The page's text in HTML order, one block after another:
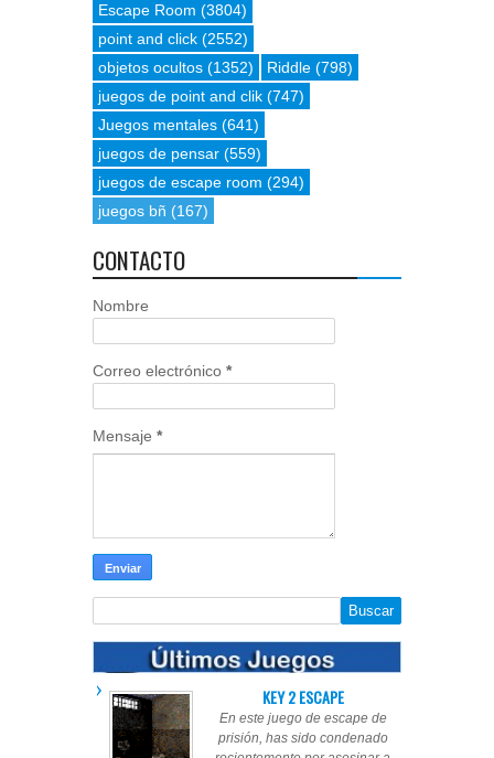
Escape Room (3804)
point and click (2552)
objetos ocultos (1352) Riddle (798)
juegos de point and clik (747)
Juegos mentales (641)
juegos de pensar (559)
juegos de escape room (294)
juegos bñ (167)
CONTACTO
Nombre
Correo electrónico *
Mensaje *
KEY 2 ESCAPE
En este juego de escape de
prisión, has sido condenado